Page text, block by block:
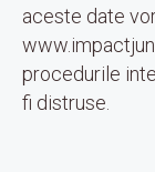
aceste date
procedurile
fi distruse.